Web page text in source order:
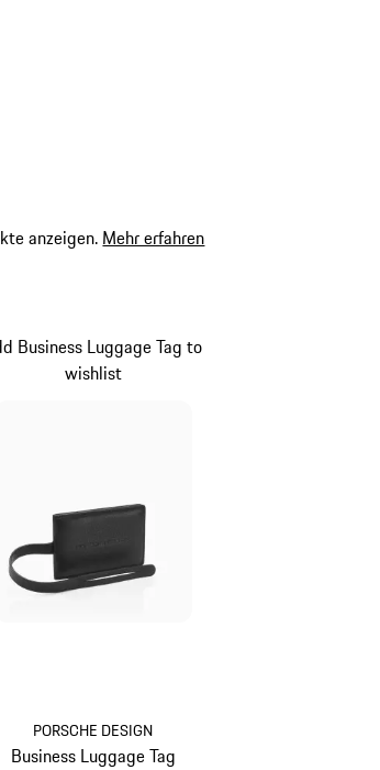
anzeigen. Mehr erfahren
PORSCHE DESIGN
Business Luggage Tag
Business Luggage Tag to
wishlist